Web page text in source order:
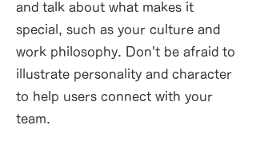
and talk about what makes it
special, such as your culture and
work philosophy. Don't be afraid to
illustrate personality and character
to help users connect with your
team.